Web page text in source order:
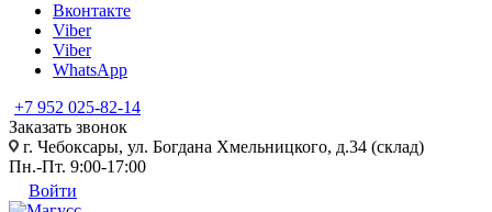
Вконтакте
Viber
Viber
WhatsApp
+7 952 025-82-14
Заказать звонок
г. Чебоксары, ул. Богдана Хмельницкого, д.34 (склад)
Пн.-Пт. 9:00-17:00
Войти